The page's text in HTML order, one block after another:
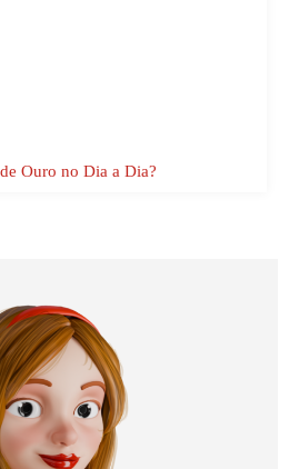
Ouro no Dia a Dia?